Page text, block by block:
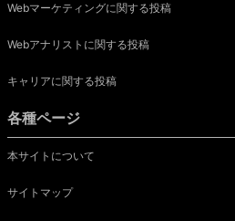
Webマーケティングに関する投稿
Webアナリストに関する投稿
キャリアに関する投稿
各種ページ
本サイトについて
サイトマップ